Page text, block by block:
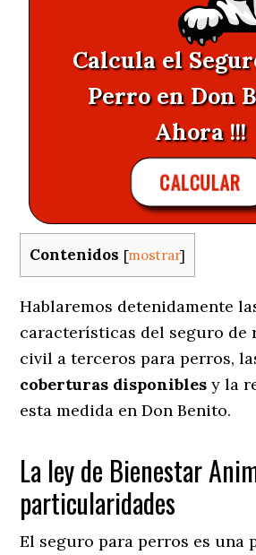
Calcula el
Perro en Don
Ahora !!!
CALCULAR
Contenidos [mostrar]
Hablaremos detenidamente
características del seguro de
civil a terceros para perros,
coberturas disponibles y la
esta medida en Don Benito.
La ley de Bienestar
particularidades
El seguro para perros es una